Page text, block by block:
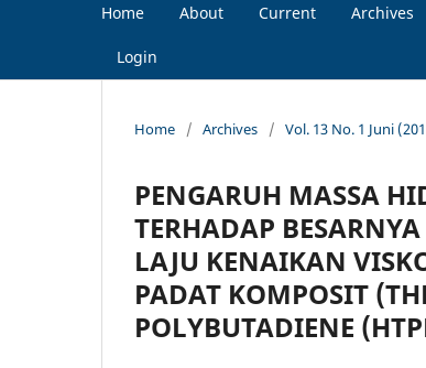
Home About Current Archives
Login
Home / Archives / Vol. 13 No. 1 Juni
PENGARUH MASSA
TERHADAP
LAJU KENAIKAN
PADAT KOMPOSIT
POLYBUTADIENE